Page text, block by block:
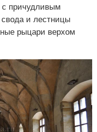
с причудливым
свода и лестницы
рыцари верхом